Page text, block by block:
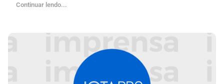
Continuar lendo...